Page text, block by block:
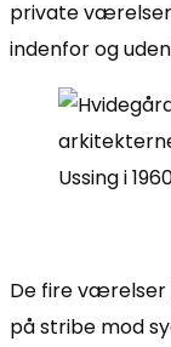
private
indenfor og
De fire værelser
på stribe mod